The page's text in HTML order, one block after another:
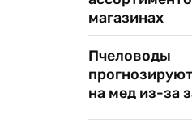
магазинах
Пчеловоды
на мед из-за